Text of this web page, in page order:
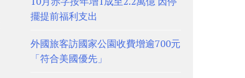
擺提前福利支出
外國旅客訪國家公園收費增逾700元
「符合美國優先」